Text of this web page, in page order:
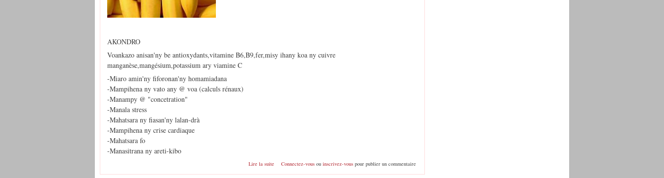
AKONDRO
Voankazo anisan'ny be antioxydants,vitamine B6,B9,fer,misy ihany koa ny cuivre
manganèse,mangésium,potassium ary viamine C
-Miaro amin'ny fiforonan'ny homamiadana
-Mampihena ny vato any @ voa (calculs rénaux)
-Manampy @ "concetration"
-Manala stress
-Mahatsara ny fiasan'ny lalan-drà
-Mampihena ny crise cardiaque
-Mahatsara fo
-Manasitrana ny areti-kibo
Lire la suite de Akondro
Connectez-vousou inscrivez-vouspour publier un commentaire